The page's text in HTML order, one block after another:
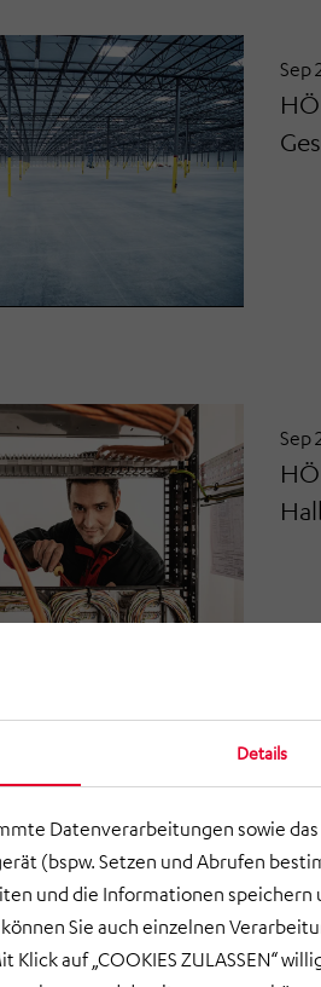
Details
Datenverarbeitungen sowie
(bspw. Setzen und Abrufen
und die Informationen
Sie auch einzelnen
auf „COOKIES ZULASSEN“
Sep
Sep